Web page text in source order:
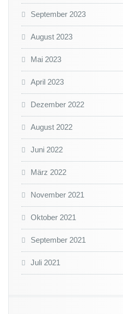
September 2023
August 2023
Mai 2023
April 2023
Dezember 2022
August 2022
Juni 2022
März 2022
November 2021
Oktober 2021
September 2021
Juli 2021